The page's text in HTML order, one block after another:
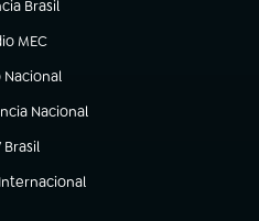
Brasil
nova aba)
MEC
em nova aba)
Nacional
Nacional
aba)
Brasilem nova aba)
aba)